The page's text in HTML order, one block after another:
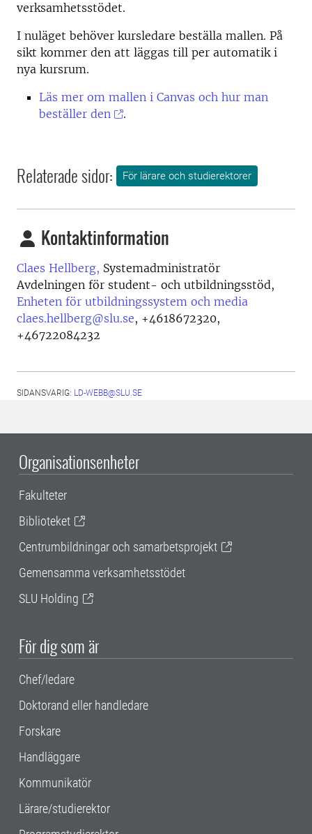
verksamhetsstödet.
I nuläget behöver kursledare beställa mallen. På
sikt kommer den att läggas till per automatik i
nya kursrum.
Läs mer om mallen i Canvas och hur man
beställer den
.
Relaterade sidor: För lärare och studierektorer
Kontaktinformation
Claes Hellberg, Systemadministratör
Avdelningen för student- och utbildningsstöd,
Enheten för utbildningssystem och media
claes.hellberg@slu.se, +4618672320,
+46722084232
SIDANSVARIG: LD-WEBB@SLU.SE
Organisationsenheter
Fakulteter
Biblioteket
Centrumbildningar och samarbetsprojekt
Gemensamma verksamhetsstödet
SLU Holding
För dig som är
Chef/ledare
Doktorand eller handledare
Forskare
Handläggare
Kommunikatör
Lärare/studierektor